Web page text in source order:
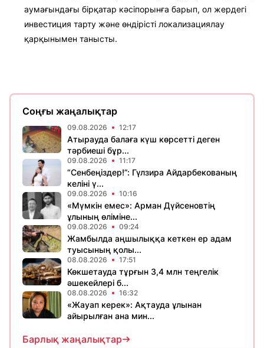
аумағындағы бірқатар кәсіпорынға барып, ол жердегі
инвестиция тарту және өндірісті локализациялау
қарқынымен танысты.
Соңғы жаңалықтар
09.08.2026 12:17
Атырауда балаға күш көрсетті деген
тәрбиеші бұр...
09.08.2026 11:17
“Сенбеңіздер!”: Гүлзира Айдарбекованың
келіні ү...
09.08.2026 10:16
«Мүмкін емес»: Арман Дүйсеновтің
ұлының өліміне...
09.08.2026 09:24
Жамбылда аңшылыққа кеткен ер адам
туысының қолы...
08.08.2026 17:51
Көкшетауда тұрғын 3,4 млн теңгелік
әшекейлері б...
08.08.2026 16:32
«Жауап керек»: Ақтауда ұлынан
айырылған ана мин...
Барлық жаңалықтар